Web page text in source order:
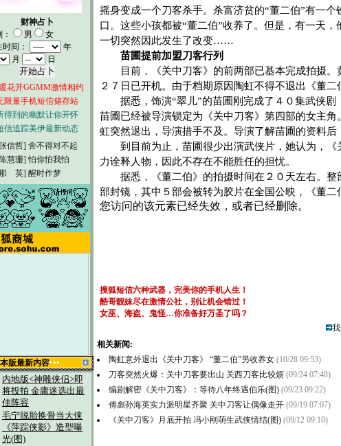
财神占卜
男
女
间：
年
月
日
花开GGMM激情相约
限量手机短信储存站
得到的幽默让你开怀
信追踪美伊最新动态
信哲] 舍不得对不起
慧珊] 怕你怕我怕
英] 醒时作梦
最新内容
内地版<神雕侠侣>即
将投拍 金庸迷选出最
佳阵容
毛宁脱胎换骨当大侠
《萍踪侠影》造型曝
光(图)
摇身变成一个刀客杀手。杀富济贫的“董二伯”有一
口。这些小孩都被“董二伯”收养了。但是，有一天
一切突然因此发生了改变……
苗圃提前加盟刀客行列
目前，《关中刀客》的前两部已基本完成拍摄。
２７日已开机。由于档期原因陶虹不得不退出《董二
据悉，饰演“翠儿”的苗圃刚完成了４０集武侠剧
苗圃已经被导演锁定为《关中刀客》第四部的女主
虹突然退出，导演措手不及。导演了解苗圃的资料后
到目前为止，苗圃很少出演武侠片，她认为，《
力诠释人物，因此不存在不能胜任的担忧。
据悉，《董二伯》的拍摄时间在２０天左右。整
部封镜，其中５部会被转为胶片在全国公映，《董二
搜狐短信六种武器，完美你的手机人生！
酷哥靓妹尽在激情公社，别让机会错过！
女巫、海盗、鬼怪…你准备好万圣了吗？
相关新闻:
陶虹意外退出《关中刀客》 “董二伯”另收养女 (10/28 09:53)
刀客突然火爆：关中刀客要出山 关西刀客比较烦 (09/24 07:48)
编剧解密《关中刀客》：等待八年终遇伯乐(图) (09/23 09:22)
傅彪孙海英实力派明星齐聚 关中刀客让偶像走开 (09/19 07:07)
《关中刀客》月底开拍 冯小刚萌生武侠情结(图) (09/12 09:10)